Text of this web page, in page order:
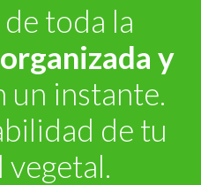
toda la
organizada y
un instante.
de tu